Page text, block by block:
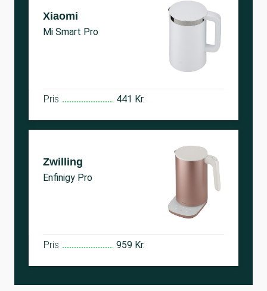
Xiaomi
Mi Smart Pro
Pris 441 Kr.
Zwilling
Enfinigy Pro
Pris 959 Kr.